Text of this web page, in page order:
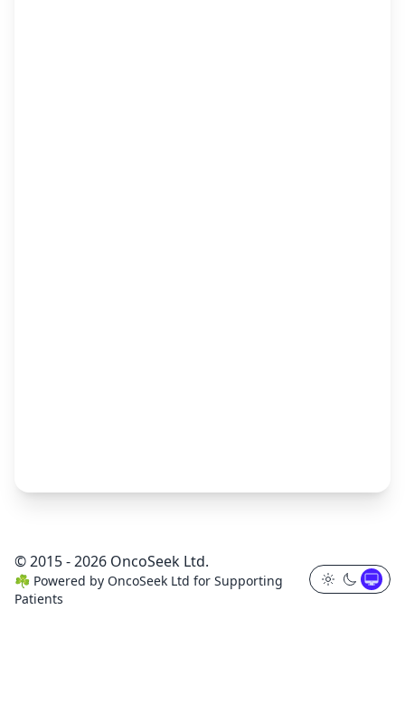
© 2015 - 2026 OncoSeek Ltd.
☘️ Powered by OncoSeek Ltd for Supporting
Patients